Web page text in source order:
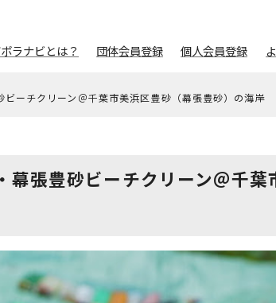
ラナビとは？ 団体会員登録 個人会員登録
ビーチクリーン＠千葉市美浜区豊砂（幕張豊砂）の海岸
幕張豊砂ビーチクリーン＠千